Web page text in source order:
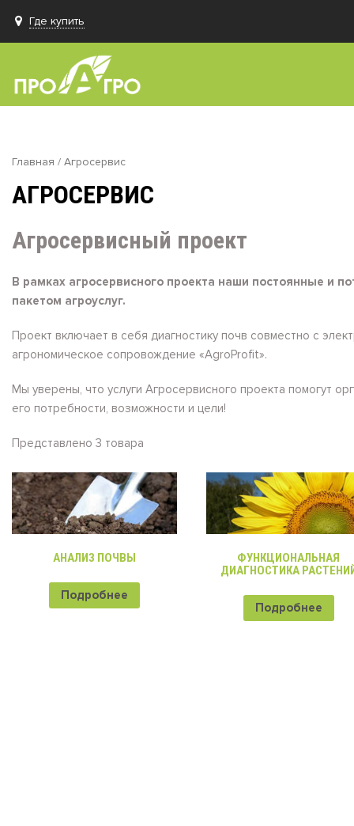
Где купить
Главная / Агросервис
АГРОСЕРВИС
Агросервисный проект
В рамках агросервисного проекта наши постоянные и
пакетом агроуслуг.
Проект включает в себя диагностику почв совместно с
агрономическое сопровождение «AgroProfit».
Мы уверены, что услуги Агросервисного проекта помогут
его потребности, возможности и цели!
Представлено 3 товара
АНАЛИЗ ПОЧВЫ
Подробнее
ФУНКЦИОНАЛЬНАЯ
ДИАГНОСТИКА
Подробнее